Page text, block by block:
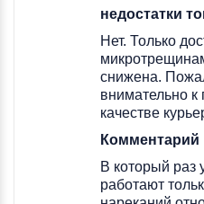
недостатки
Нет. Только
снижена.
внимательно к
качестве
Комментарий
В который раз
работают